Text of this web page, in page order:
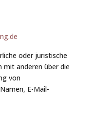
oder juristische
mit anderen über die
von
E-Mail-